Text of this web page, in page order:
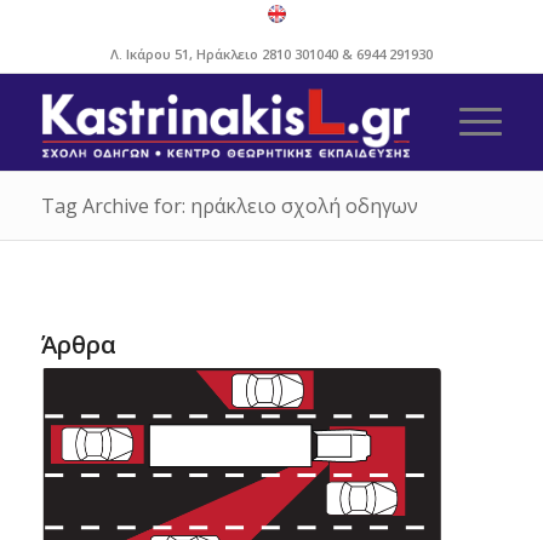
Λ. Ικάρου 51, Ηράκλειο 2810 301040& 6944 291930
Tag Archive for: ηράκλειο σχολή οδηγων
Άρθρα